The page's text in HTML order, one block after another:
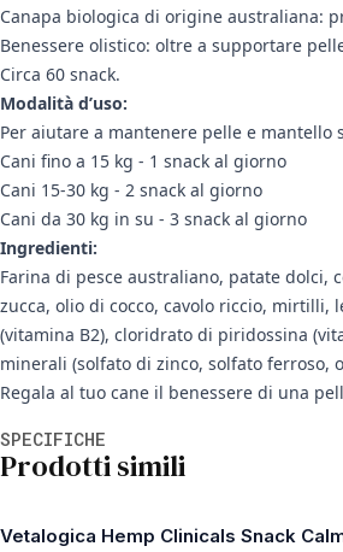
Canapa biologica di origine australiana:
Benessere olistico: oltre a supportare
Circa 60 snack.
Modalità d’uso:
Per aiutare a mantenere pelle e
Cani fino a 15 kg - 1 snack al giorno
Cani 15-30 kg - 2 snack al giorno
Cani da 30 kg in su - 3 snack al giorno
Ingredienti:
Farina di pesce australiano, patate dolci,
zucca, olio di cocco, cavolo riccio,
(vitamina B2), cloridrato di piridossina
minerali (solfato di zinco, solfato ferroso,
Regala al tuo cane il benessere di una
SPECIFICHE
Prodotti simili
Vetalogica Hemp Clinicals Snack